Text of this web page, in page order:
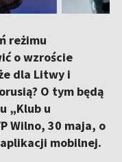
reżimu
o wzroście
dla Litwy i
O tym będą
„Klub u
Wilno, 30 maja, o
mobilnej.